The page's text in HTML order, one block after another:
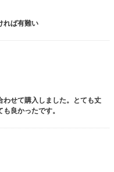
れば有難い
わせて購入しました。とても丈
良かったです。